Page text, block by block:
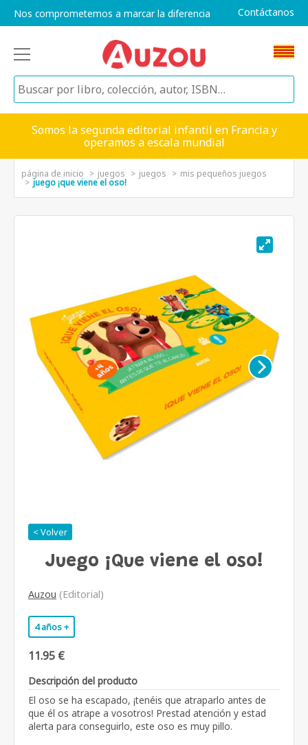
Nos comprometemos a marcar la diferencia Contáctanos
Somos la segunda editorial infantil en Francia y
operamos a escala mundial
página de inicio juegos juegos mis pequeños juegos
juego ¡que viene el oso!
< Volver
Juego ¡Que viene el oso!
Auzou (Editorial)
4 años +
11.95 €
Descripción del producto
El oso se ha escapado, ¡tenéis que atraparlo antes de
que él os atrape a vosotros! Prestad atención y estad
alerta para conseguirlo, este oso es muy pillo.